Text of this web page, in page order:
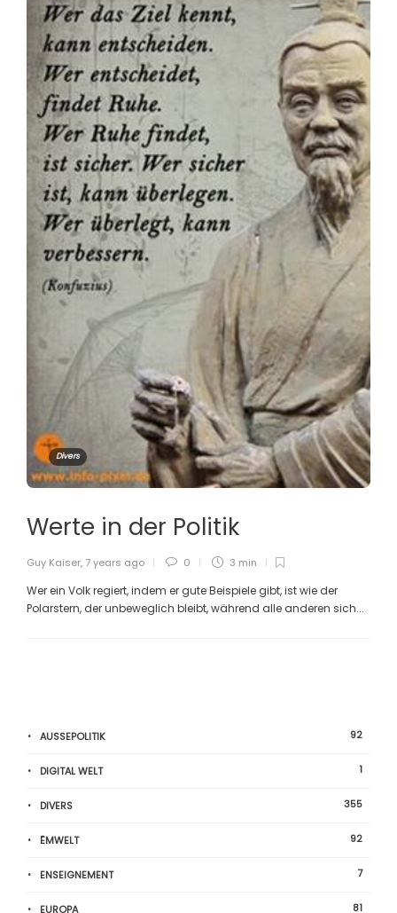
Divers
Werte in der Politik
Guy Kaiser, 7 years ago 0 3 min
Wer ein Volk regiert, indem er gute Beispiele gibt, ist wie der
Polarstern, der unbeweglich bleibt, während alle anderen sich...
AUSSEPOLITIK 92
DIGITAL WELT 1
DIVERS 355
ËMWELT 92
ENSEIGNEMENT 7
EUROPA 81